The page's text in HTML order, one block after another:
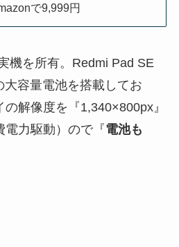
で9,999円
機を所有。Redmi Pad SE
容量電池を搭載してお
解像度を『1,340×800px』
電力駆動）ので『電池も